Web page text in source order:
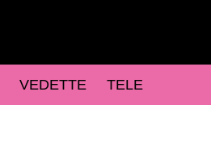
VEDETTE TELE